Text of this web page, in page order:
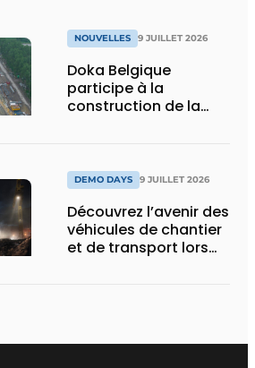
NOUVELLES 9 JUILLET 2026
Doka Belgique
participe à la
construction de la
DEMO DAYS 9 JUILLET 2026
Découvrez l’avenir des
véhicules de chantier
et de transport lors